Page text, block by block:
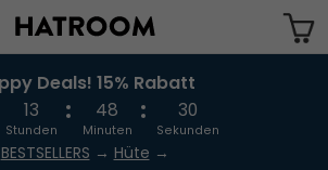
wurde in Ihren Warenkorb
gelegt
Deals! 15% Rabatt
13
Stunden
48
Minuten
30
Sekunden
BESTSELLERS → Hüte →